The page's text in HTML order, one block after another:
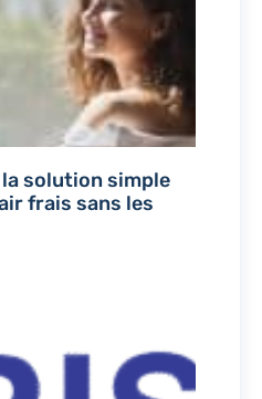
solution simple
frais sans les